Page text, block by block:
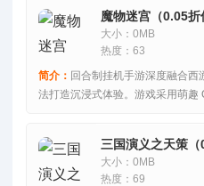
魔物迷宫（0.05
大小：0MB
热度：63
简介： 回合制挂机手游深度融合
法打造沉浸式体验。游戏采用萌趣
三国演义之天策
大小：0MB
热度：69